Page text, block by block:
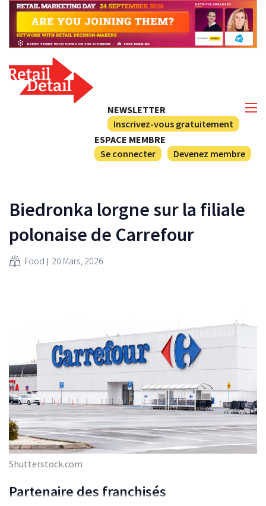
NEWSLETTER
Inscrivez-vous gratuitement
ESPACE MEMBRE
Se connecter
Devenez membre
Biedronka lorgne sur la filiale
polonaise de Carrefour
Food 20 Mars, 2026
Shutterstock.com
Partenaire des franchisés